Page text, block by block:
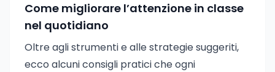
Come migliorare l’attenzione in classe
nel quotidiano
Oltre agli strumenti e alle strategie suggeriti,
ecco alcuni consigli pratici che ogni